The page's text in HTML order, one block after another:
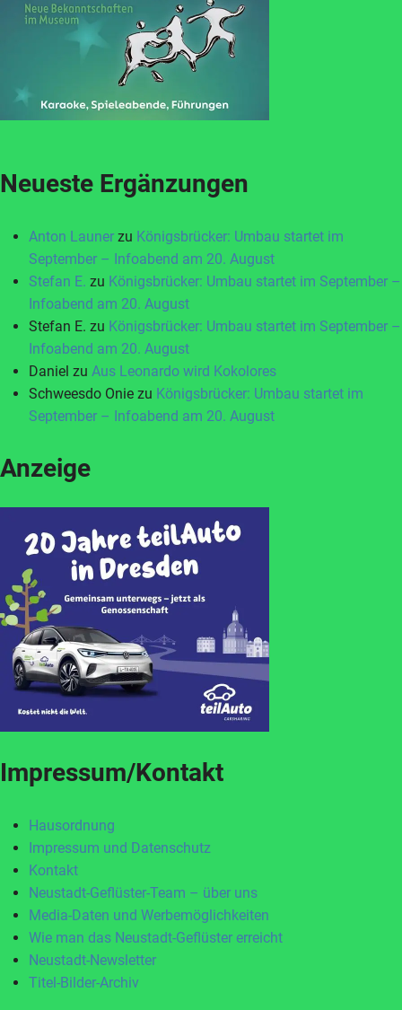
Neueste Ergänzungen
Anton Launer zu Königsbrücker: Umbau startet im
September – Infoabend am 20. August
Stefan E. zu Königsbrücker: Umbau startet im September –
Infoabend am 20. August
Stefan E. zu Königsbrücker: Umbau startet im September –
Infoabend am 20. August
Daniel zu Aus Leonardo wird Kokolores
Schweesdo Onie zu Königsbrücker: Umbau startet im
September – Infoabend am 20. August
Anzeige
Impressum/Kontakt
Hausordnung
Impressum und Datenschutz
Kontakt
Neustadt-Geflüster-Team – über uns
Media-Daten und Werbemöglichkeiten
Wie man das Neustadt-Geflüster erreicht
Neustadt-Newsletter
Titel-Bilder-Archiv